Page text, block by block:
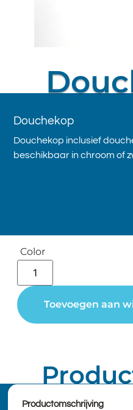
Douchekop
Douchekop inclusief
beschikbaar in chroom of
Color
Toevoegen aan
Productomschrijving